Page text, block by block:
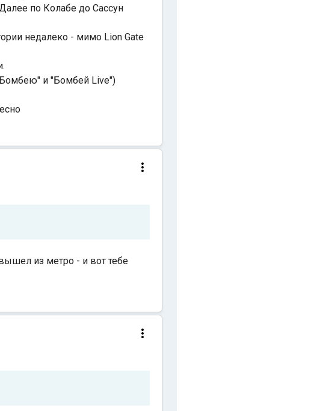
по Колабе до Сассун
недалеко - мимо Lion Gate
Бомбею" и "Бомбей Live")
из метро - и вот тебе